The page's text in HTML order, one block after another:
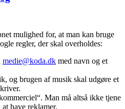
mulighed for, at man kan bruge
regler, der skal overholdes:
medie@koda.dk med navn og et
og brugen af musik skal udgøre et
Man må altså ikke tjene
have reklamer.